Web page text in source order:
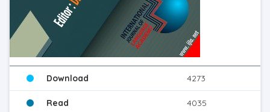
Download 4273
Read 4035